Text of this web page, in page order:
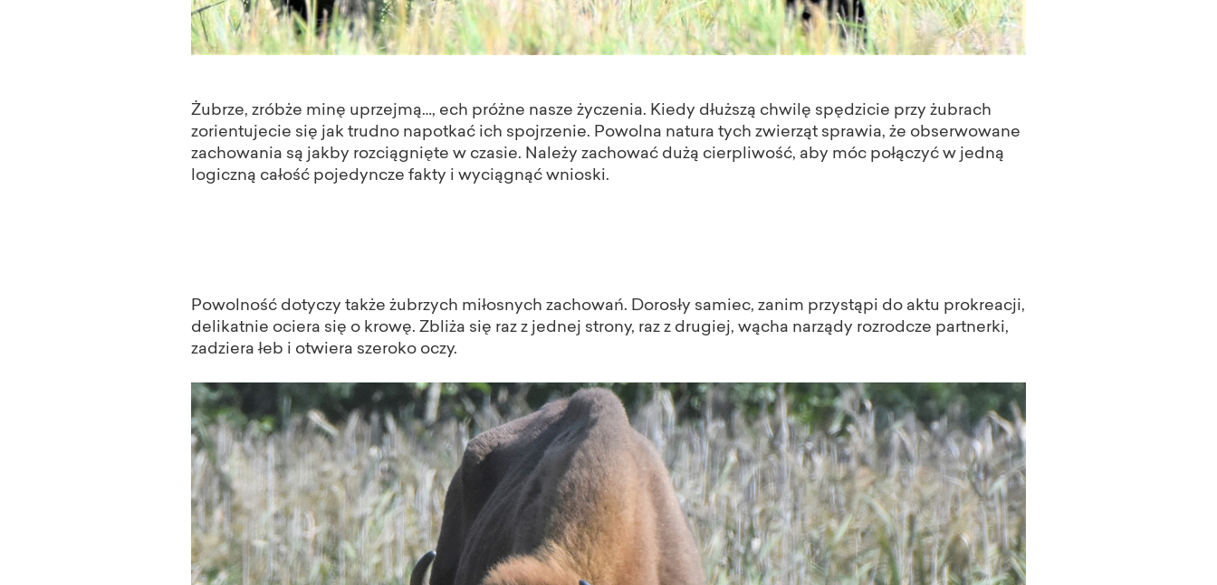
Żubrze, zróbże minę uprzejmą…, ech próżne nasze życzenia. Kiedy dłuższą chwilę spędzicie przy żubrach
zorientujecie się jak trudno napotkać ich spojrzenie. Powolna natura tych zwierząt sprawia, że obserwowane
zachowania są jakby rozciągnięte w czasie. Należy zachować dużą cierpliwość, aby móc połączyć w jedną
logiczną całość pojedyncze fakty i wyciągnąć wnioski.
Powolność dotyczy także żubrzych miłosnych zachowań. Dorosły samiec, zanim przystąpi do aktu prokreacji,
delikatnie ociera się o krowę. Zbliża się raz z jednej strony, raz z drugiej, wącha narządy rozrodcze partnerki,
zadziera łeb i otwiera szeroko oczy.